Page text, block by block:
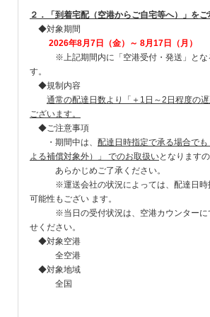
２．「到着宅配（空港からご自宅等へ）」を
◆対象期間
2026年8月7日（金）～ 8月17日（月）
※上記期間内に「空港受付・発送」とな
す。
◆規制内容
通常の配達日数より「＋1日～2日程度の
ございます。
◆ご注意事項
・期間中は、 配達日時指定で承る場合で
よる補償対象外）」 でのお取扱いとなりますの
あらかじめご了承ください。
※運送会社の状況によっては、配達日時
可能性もござい ます。
※当日の受付状況は、空港カウンターに
せください。
◆対象空港
全空港
◆対象地域
全国